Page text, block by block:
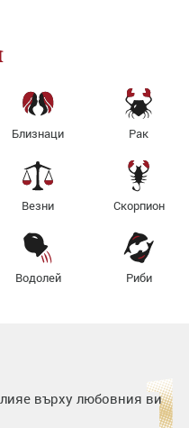
Близнаци Рак
Везни Скорпион
Водолей Риби
върху любовния ви